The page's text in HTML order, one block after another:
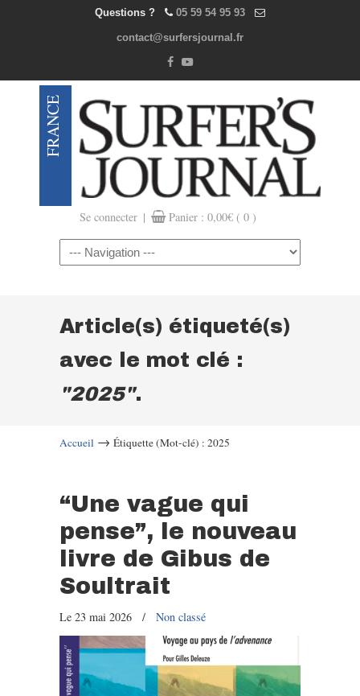
Questions ? 05 59 54 95 93
contact@surfersjournal.fr
Se connecter | Panier : 0,00€ ( 0 )
Navigation
Article(s) étiqueté(s)
avec le mot clé :
"2025".
Accueil → Étiquette (Mot-clé) : 2025
“Une vague qui
pense”, le nouveau
livre de Gibus de
Soultrait
Le 23 mai 2026 / Non classé